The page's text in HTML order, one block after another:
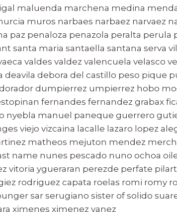
maluenda marchena medina
muros narbaes narbaez narvaez
paz penaloza penazola peralta perula
santa maria santaella santana serva
valdes valdez valencuela velasco
deavila debora del castillo peso pique
dumpierrez umpierrez hobo
fernandes fernandez grabax
nyebla manuel paneque guerrero
viejo vizcaina lacalle lazaro lopez
matheos mejuton mendez
name nunes pescado nuno ochoa
vitoria ygueraran perezde perfate
rodriguez capata roelas romi romy
sar serugiano sister of solido
ximenes ximenez yanez